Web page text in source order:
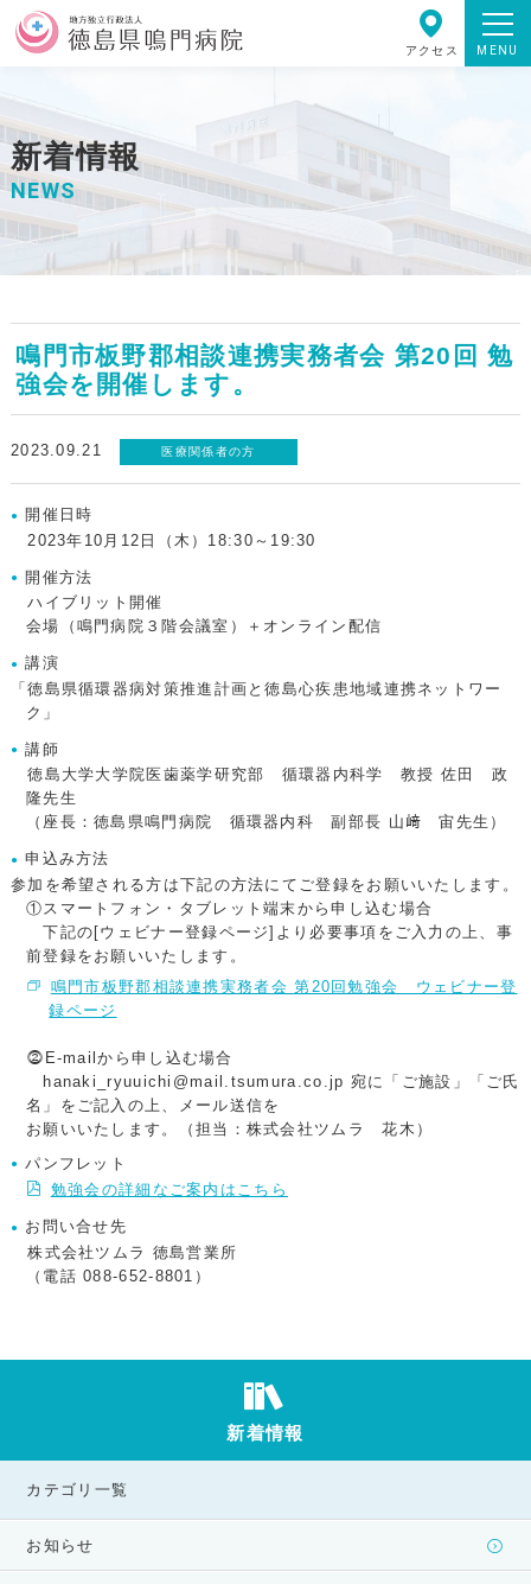
アクセス MENU
新着情報
NEWS
鳴門市板野郡相談連携実務者会 第20回 勉
強会を開催します。
2023.09.21 医療関係者の方
開催日時
2023年10月12日（木）18:30～19:30
開催方法
ハイブリット開催
会場（鳴門病院３階会議室）＋オンライン配信
講演
「徳島県循環器病対策推進計画と徳島心疾患地域連携ネットワー
ク」
講師
徳島大学大学院医歯薬学研究部 循環器内科学 教授 佐田 政
隆先生
（座長：徳島県鳴門病院 循環器内科 副部長 山﨑 宙先生）
申込み方法
参加を希望される方は下記の方法にてご登録をお願いいたします。
①スマートフォン・タブレット端末から申し込む場合
下記の[ウェビナー登録ページ]より必要事項をご入力の上、事
前登録をお願いいたします。
鳴門市板野郡相談連携実務者会 第20回勉強会 ウェビナー登
録ページ
⓶E-mailから申し込む場合
hanaki_ryuuichi@mail.tsumura.co.jp 宛に「ご施設」「ご氏
名」をご記入の上、メール送信を
お願いいたします。（担当：株式会社ツムラ 花木）
パンフレット
勉強会の詳細なご案内はこちら
お問い合せ先
株式会社ツムラ 徳島営業所
（電話 088-652-8801）
新着情報
カテゴリ一覧
お知らせ